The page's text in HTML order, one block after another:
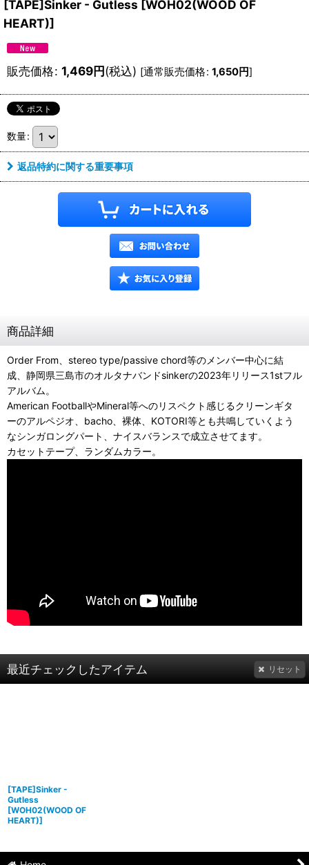
[TAPE]Sinker - Gutless [WOH02(WOOD OF
HEART)]
販売価格: 1,469円(税込) [通常販売価格: 1,650円]
数量:
返品特約に関する重要事項
商品詳細
Order From、stereo type/passive chord等のメンバー中心に結
成、静岡県三島市のオルタナバンドsinkerの2023年リリース1stフル
アルバム。
American FootballやMineral等へのリスペクト感じるクリーンギタ
ーのアルペジオ、bacho、裸体、KOTORI等とも共鳴していくよう
なシンガロングパート、ナイスバランスで成立させてます。
カセットテープ、ランダムカラー。
最近チェックしたアイテム リセット
[TAPE]Sinker -
Gutless
[WOH02(WOOD OF
HEART)]